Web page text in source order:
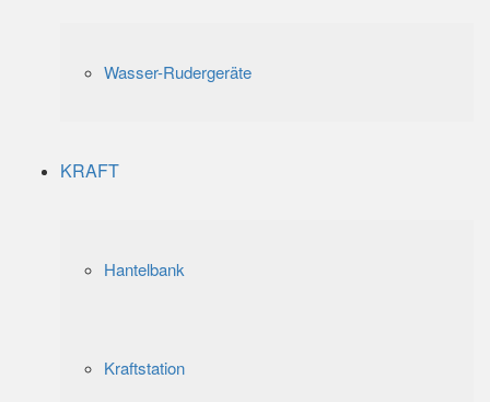
Wasser-Rudergeräte
KRAFT
Hantelbank
Kraftstation